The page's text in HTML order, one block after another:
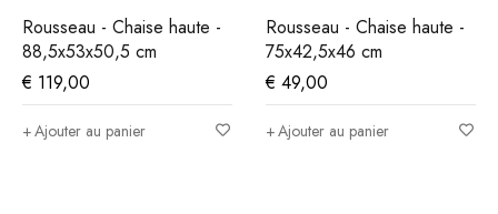
Rousseau - Chaise haute -
88,5x53x50,5 cm
€ 119,00
Ajouter au panier
Rousseau - Chaise haute -
75x42,5x46 cm
€ 49,00
Ajouter au panier